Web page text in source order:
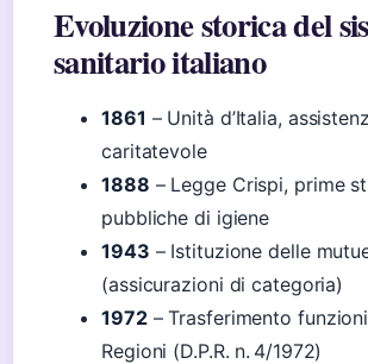
Evoluzione storica del
sanitario italiano
1861 – Unità d’Italia,
caritatevole
1888 – Legge Crispi, prime
pubbliche di igiene
1943 – Istituzione delle
(assicurazioni di categoria)
1972– Trasferimento
Regioni (D.P.R. n. 4/1972)